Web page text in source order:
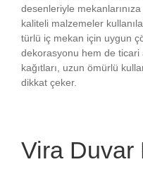
desenleriyle
kaliteli malzemeler
türlü iç mekan için uygun
dekorasyonu hem de
kağıtları, uzun ömürlü
dikkat çeker.
Vira Duvar